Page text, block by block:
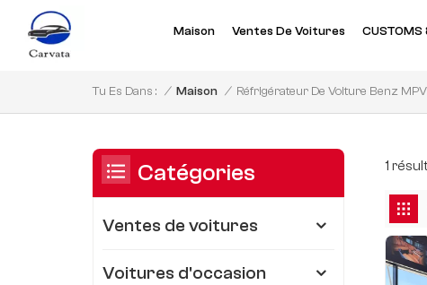
Maison Ventes De Voitures CUSTOMS
Tu Es Dans : / Maison / Réfrigérateur De Voiture Benz MPV
1
Catégories
Ventes de voitures
Voitures d'occasion